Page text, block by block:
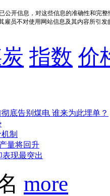
公开信息，对这些信息的准确性和完
雇员不对使用网站信息及其内容所引
指数 价
底告别煤电 谁来为此埋单？
制
量将回升
表现最突出
more